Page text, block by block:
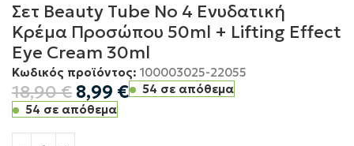
Σετ Beauty Tube No 4 Ενυδατική
Κρέμα Προσώπου 50ml + Lifting Effect
Eye Cream 30ml
Κωδικός προϊόντος: 100003025-22055
18,90€ 8,99 €
54 σε απόθεμα
54 σε απόθεμα